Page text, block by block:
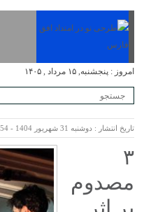
امروز : پنجشنبه, ۱۵ مرداد , ۱۴۰۵
تاریخ انتشار : دوشنبه 31 شهریور 1404 - 23:54
۳
مصدوم